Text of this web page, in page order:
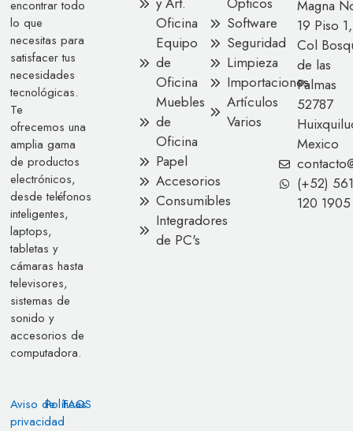
encontrar todo
lo que
necesitas para
satisfacer tus
necesidades
tecnológicas.
Te
ofrecemos una
amplia gama
de productos
electrónicos,
desde teléfonos
inteligentes,
laptops,
tabletas y
cámaras hasta
televisores,
sistemas de
sonido y
accesorios de
computadora.
Aviso de
privacidad
Políticas
FAQS
Oficina
Equipo
de
Oficina
Muebles
de
Oficina
Papel
Accesorios
Consumibles
Integradores
de PC's
Software
Seguridad
Limpieza
Importaciones
Artículos
Varios
Magna
19 Piso 1,
Col
de las
Palmas
52787
Mexico
(+52) 561
120 1905